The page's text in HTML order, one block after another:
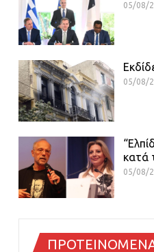
05/08/
05/08/
κατά
05/08/